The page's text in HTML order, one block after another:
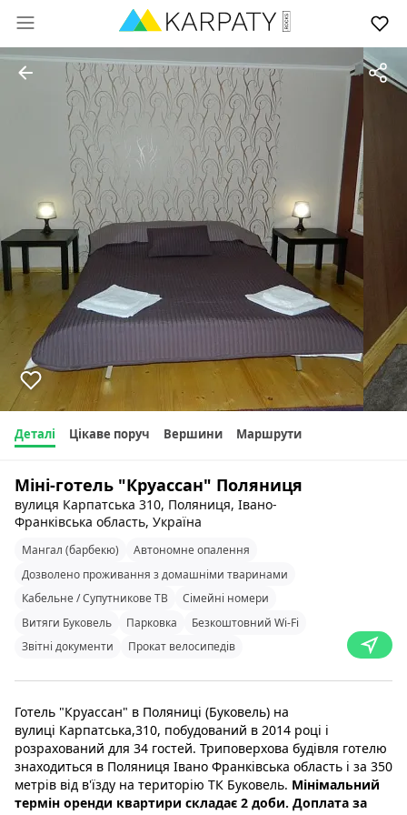
Деталі Цікаве поруч Вершини Маршрути
Міні-готель "Круассан" Поляниця
вулиця Карпатська 310, Поляниця, Івано-
Франківська область, Україна
Мангал (барбекю)
Автономне опалення
Дозволено проживання з домашніми тваринами
Кабельне / Супутникове ТВ
Сімейні номери
Витяги Буковель
Парковка
Безкоштовний Wi-Fi
Звітні документи
Прокат велосипедів
Готель "Круассан" в Поляниці (Буковель) на
вулиці Карпатська,310, побудований в 2014 році і
розрахований для 34 гостей. Триповерхова будівля готелю
знаходиться в Поляниця Івано Франківська область і за 350
метрів від в'їзду на територію ТК Буковель. Мінімальний
термін оренди квартири складає 2 доби. Доплата за